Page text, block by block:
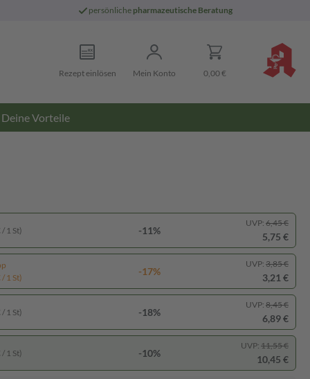
persönliche pharmazeutische Beratung
Rezept einlösen Mein Konto 0,00 €
Deine Vorteile
1 St) -11%
UVP: 6,45 €
5,75 €
1 St)
-17%
UVP: 3,85 €
3,21 €
1 St) -18%
UVP: 8,45 €
6,89 €
1 St) -10%
UVP: 11,55 €
10,45 €